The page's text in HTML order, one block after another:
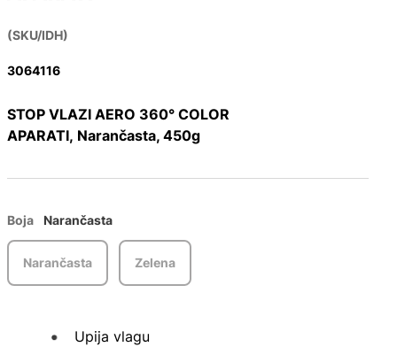
(SKU/IDH)
3064116
STOP VLAZI AERO 360° COLOR
APARATI, Narančasta, 450g
Boja Narančasta
Narančasta Zelena
Upija vlagu